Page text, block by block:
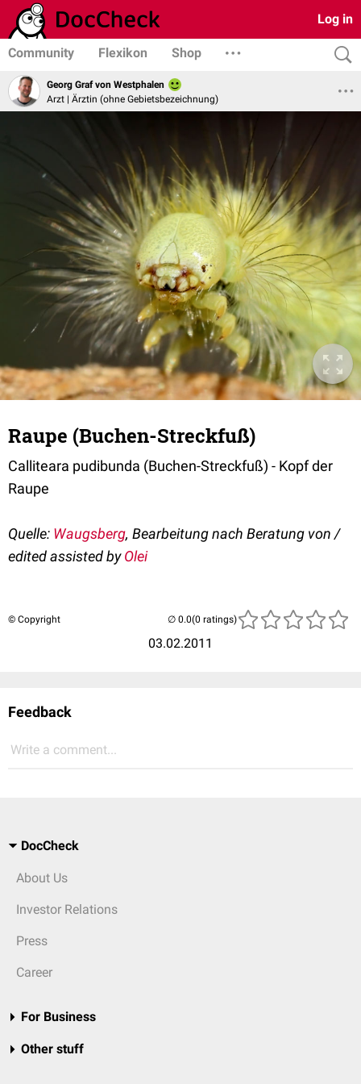
Log in
Community Flexikon Shop
Georg Graf von Westphalen
Arzt | Ärztin (ohne Gebietsbezeichnung)
Raupe (Buchen-Streckfuß)
Calliteara pudibunda (Buchen-Streckfuß) - Kopf der
Raupe
Quelle: Waugsberg, Bearbeitung nach Beratung von /
edited assisted byOlei
© Copyright
03.02.2011
(0 ratings)
Feedback
Write a comment...
DocCheck
About Us
Investor Relations
Press
Career
For Business
Other stuff